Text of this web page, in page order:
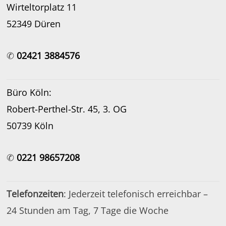
Wirteltorplatz 11
52349 Düren
✆ 02421 3884576
Büro Köln:
Robert-Perthel-Str. 45, 3. OG
50739 Köln
✆ 0221 98657208
Telefonzeiten: Jederzeit telefonisch erreichbar –
24 Stunden am Tag, 7 Tage die Woche